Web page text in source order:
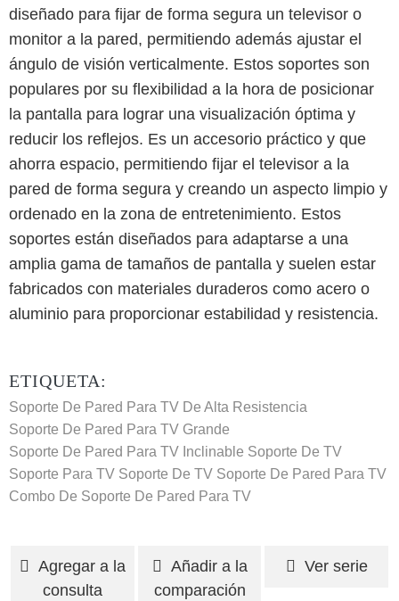
diseñado para fijar de forma segura un televisor o
monitor a la pared, permitiendo además ajustar el
ángulo de visión verticalmente. Estos soportes son
populares por su flexibilidad a la hora de posicionar
la pantalla para lograr una visualización óptima y
reducir los reflejos. Es un accesorio práctico y que
ahorra espacio, permitiendo fijar el televisor a la
pared de forma segura y creando un aspecto limpio y
ordenado en la zona de entretenimiento. Estos
soportes están diseñados para adaptarse a una
amplia gama de tamaños de pantalla y suelen estar
fabricados con materiales duraderos como acero o
aluminio para proporcionar estabilidad y resistencia.
ETIQUETA:
Soporte De Pared Para TV De Alta Resistencia
Soporte De Pared Para TV Grande
Soporte De Pared Para TV Inclinable Soporte De TV
Soporte Para TV Soporte De TV Soporte De Pared Para TV
Combo De Soporte De Pared Para TV
Agregar a la
consulta
Añadir a la
comparación
Ver serie